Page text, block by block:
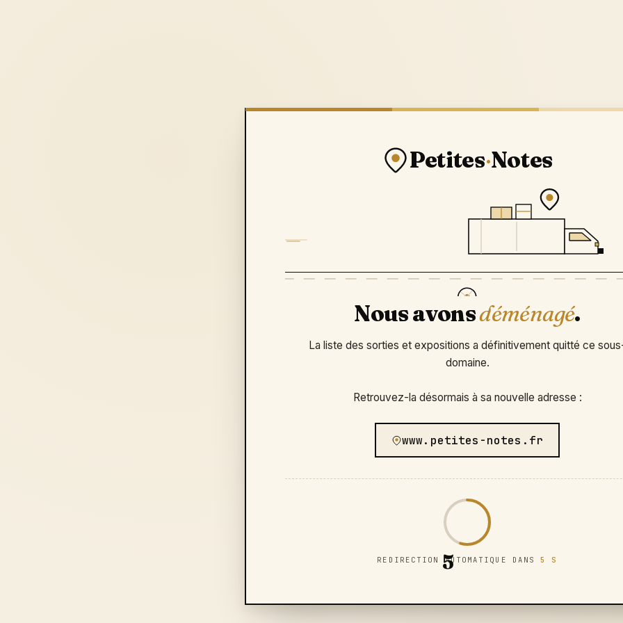
Petites·Notes
Nous avonsdéménagé.
La liste des sorties et expositions a définitivement quitté ce
domaine.
Retrouvez-la désormais à sa nouvelle adresse :
www.petites-notes.fr
5
REDIRECTION AUTOMATIQUE DANS5 S